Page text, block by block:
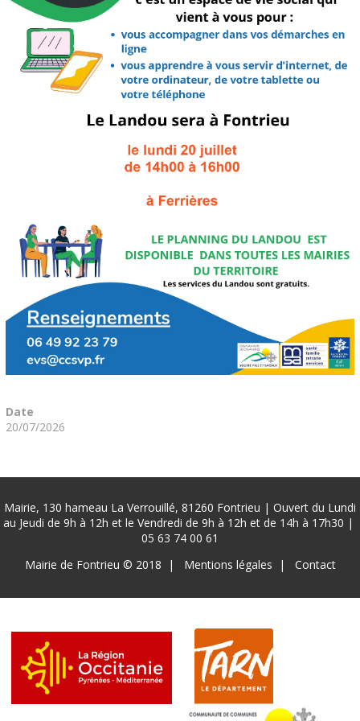
Date
20/07/2026
Mairie, 130 hameau La Verrouillé, 81260 Fontrieu | Ouvert du Lundi
au Jeudi de 9h à 12h et le Vendredi de 9h à 12h et de 14h à 17h30 |
05 63 74 00 61
page
Mairie de Fontrieu © 2018 Mentions légales Contact